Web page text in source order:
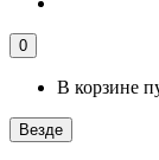
0
В корзине
Везде